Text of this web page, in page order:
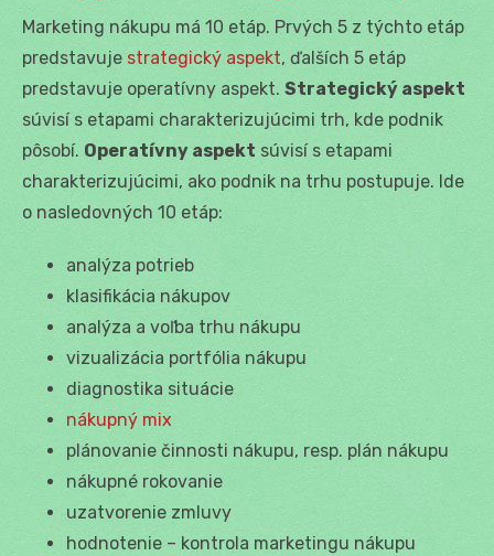
Marketing nákupu má 10 etáp. Prvých 5 z týchto etáp
predstavuje strategický aspekt, ďalších 5 etáp
predstavuje operatívny aspekt. Strategický aspekt
súvisí s etapami charakterizujúcimi trh, kde podnik
pôsobí. Operatívny aspekt súvisí s etapami
charakterizujúcimi, ako podnik na trhu postupuje. Ide
o nasledovných 10 etáp:
analýza potrieb
klasifikácia nákupov
analýza a voľba trhu nákupu
vizualizácia portfólia nákupu
diagnostika situácie
nákupný mix
plánovanie činnosti nákupu, resp. plán nákupu
nákupné rokovanie
uzatvorenie zmluvy
hodnotenie – kontrola marketingu nákupu